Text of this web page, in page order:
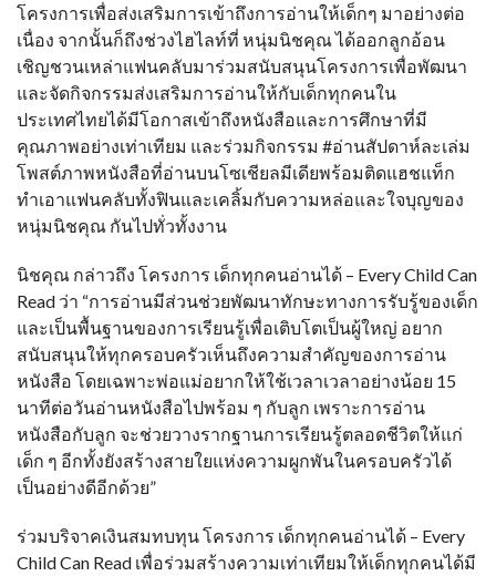
โครงการเพื่อส่งเสริมการเข้าถึงการอ่านให้เด็กๆ มาอย่างต่อ
เนื่อง จากนั้นก็ถึงช่วงไฮไลท์ที่ หนุ่มนิชคุณ ได้ออกลูกอ้อน
เชิญชวนเหล่าแฟนคลับมาร่วมสนับสนุนโครงการเพื่อพัฒนา
และจัดกิจกรรมส่งเสริมการอ่านให้กับเด็กทุกคนใน
ประเทศไทยได้มีโอกาสเข้าถึงหนังสือและการศึกษาที่มี
คุณภาพอย่างเท่าเทียม และร่วมกิจกรรม #อ่านสัปดาห์ละเล่ม
โพสต์ภาพหนังสือที่อ่านบนโซเชียลมีเดียพร้อมติดแฮชแท็ก
ทำเอาแฟนคลับทั้งฟินและเคลิ้มกับความหล่อและใจบุญของ
หนุ่มนิชคุณ กันไปทั่วทั้งงาน
นิชคุณ กล่าวถึง โครงการ เด็กทุกคนอ่านได้ – Every Child Can
Read ว่า “การอ่านมีส่วนช่วยพัฒนาทักษะทางการรับรู้ของเด็ก
และเป็นพื้นฐานของการเรียนรู้เพื่อเติบโตเป็นผู้ใหญ่ อยาก
สนับสนุนให้ทุกครอบครัวเห็นถึงความสำคัญของการอ่าน
หนังสือ โดยเฉพาะพ่อแม่อยากให้ใช้เวลาเวลาอย่างน้อย 15
นาทีต่อวันอ่านหนังสือไปพร้อม ๆ กับลูก เพราะการอ่าน
หนังสือกับลูก จะช่วยวางรากฐานการเรียนรู้ตลอดชีวิตให้แก่
เด็ก ๆ อีกทั้งยังสร้างสายใยแห่งความผูกพันในครอบครัวได้
เป็นอย่างดีอีกด้วย”
ร่วมบริจาคเงินสมทบทุน โครงการ เด็กทุกคนอ่านได้ – Every
Child Can Read เพื่อร่วมสร้างความเท่าเทียมให้เด็กทุกคนได้มี